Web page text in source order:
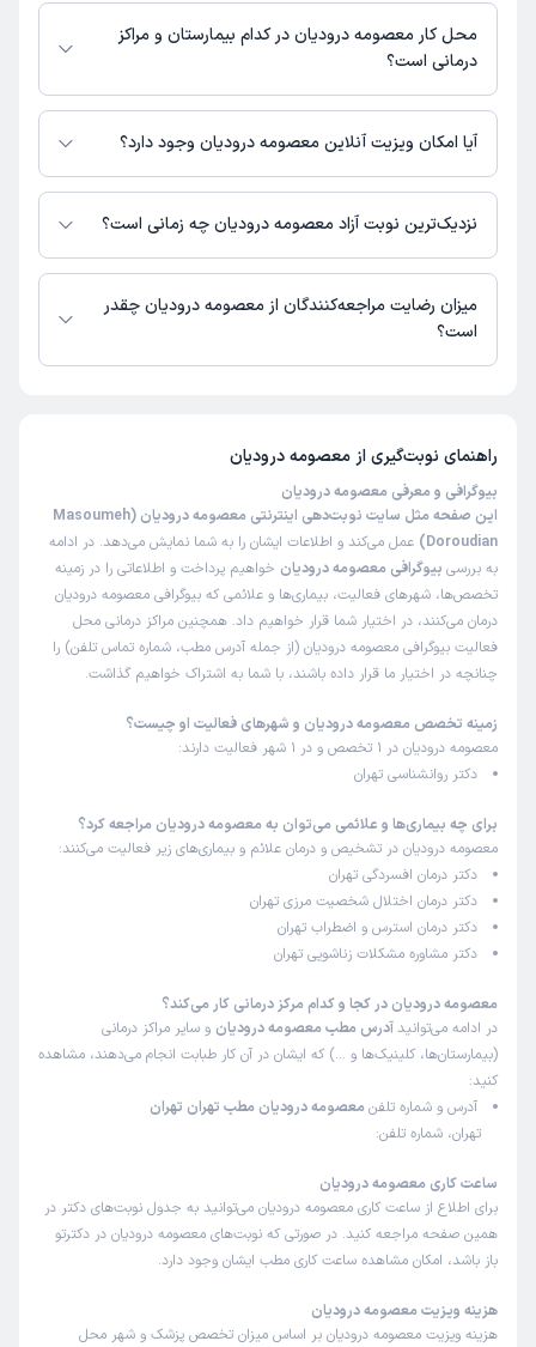
صفحه ثبت نشده است.
محل کار معصومه درودیان در کدام بیمارستان و مراکز
درمانی است؟
اطلاعاتی درباره محل فعالیت معصومه درودیان در مراکز درمانی در دسترس
نیست.
آیا امکان ویزیت آنلاین معصومه درودیان وجود دارد؟
در حال حاضر اطلاعاتی درباره ارائه ویزیت آنلاین توسط معصومه درودیان در
دسترس نیست. برای دریافت اطلاعات دقیق‌تر، لطفاً با مطب تماس بگیرید.
نزدیک‌ترین نوبت آزاد معصومه درودیان چه زمانی است؟
زمان نوبت‌دهی و پذیرش بیماران با هماهنگی مطب مشخص می‌شود.
میزان رضایت مراجعه‌کنندگان از معصومه درودیان چقدر
است؟
راهنمای نوبت‌گیری از معصومه درودیان
بیوگرافی و معرفی معصومه درودیان
این صفحه مثل سایت نوبت‌دهی اینترنتی معصومه درودیان (Masoumeh
Doroudian)
عمل می‌کند و اطلاعات ایشان را به شما نمایش می‌دهد. در ادامه
به بررسی بیوگرافی معصومه درودیان خواهیم پرداخت و اطلاعاتی را در زمینه
تخصص‌ها، شهرهای فعالیت، بیماری‌ها و علائمی که بیوگرافی معصومه درودیان
درمان می‌کنند، در اختیار شما قرار خواهیم داد. همچنین مراکز درمانی محل
فعالیت بیوگرافی معصومه درودیان (از جمله آدرس مطب، شماره تماس تلفن) را
چنانچه در اختیار ما قرار داده باشند، با شما به اشتراک خواهیم گذاشت.
زمینه تخصص معصومه درودیان و شهرهای فعالیت او چیست؟
معصومه درودیان در 1 تخصص و در 1 شهر فعالیت دارند:
دکتر روانشناسی تهران
برای چه بیماری‌ها و علائمی می‌توان به معصومه درودیان مراجعه کرد؟
معصومه درودیان در تشخیص و درمان علائم و بیماری‌های زیر فعالیت می‌کنند:
دکتر درمان افسردگی تهران
دکتر درمان اختلال شخصیت مرزی تهران
دکتر درمان استرس و اضطراب تهران
دکتر مشاوره مشکلات زناشویی تهران
معصومه درودیان در کجا و کدام مرکز درمانی کار می‌کند؟
در ادامه می‌توانید آدرس مطب معصومه درودیان و سایر مراکز درمانی
(بیمارستان‌ها، کلینیک‌ها و …) که ایشان در آن کار طبابت انجام می‌دهند، مشاهده
کنید:
آدرس و شماره تلفن معصومه درودیان مطب تهران تهران
تهران، شماره تلفن:
ساعت کاری معصومه درودیان
برای اطلاع از ساعت کاری معصومه درودیان می‌توانید به جدول نوبت‌های دکتر در
همین صفحه مراجعه کنید. در صورتی که نوبت‌های معصومه درودیان در دکترتو
باز باشد، امکان مشاهده ساعت کاری مطب ایشان وجود دارد.
هزینه ویزیت معصومه درودیان
هزینه ویزیت معصومه درودیان بر اساس میزان تخصص پزشک و شهر محل